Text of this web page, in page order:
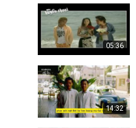
05:36
14:32